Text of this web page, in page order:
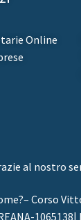
Online
al nostro
Corso